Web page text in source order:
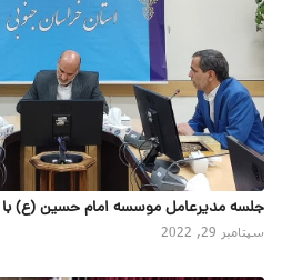
جلسه مدیرعامل موسسه امام حسین (ع)
سپتامبر 29, 2022